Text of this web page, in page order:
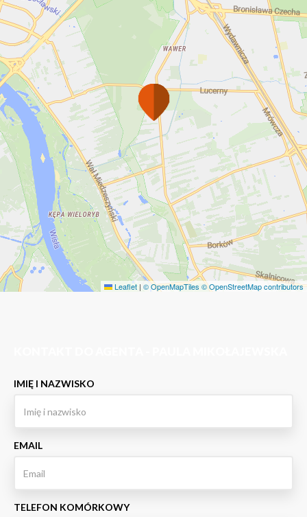
Leaflet | © OpenMapTiles © OpenStreetMap contributors
IMIĘ I NAZWISKO
EMAIL
TELEFON KOMÓRKOWY